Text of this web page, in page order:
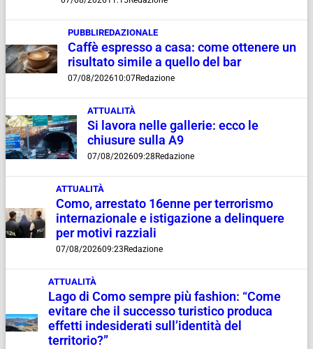
PUBBLIREDAZIONALE
Caffè espresso a casa: come ottenere un
risultato simile a quello del bar
07/08/202610:07Redazione
ATTUALITÀ
Si lavora nelle gallerie: ecco le
chiusure sulla A9
07/08/202609:28 Redazione
ATTUALITÀ
Como, arrestato 16enne per terrorismo
internazionale e istigazione a delinquere
per motivi razziali
07/08/202609:23 Redazione
ATTUALITÀ
Lago di Como sempre più fashion: “Come
evitare che il successo turistico produca
effetti indesiderati sull’identità del
territorio?”